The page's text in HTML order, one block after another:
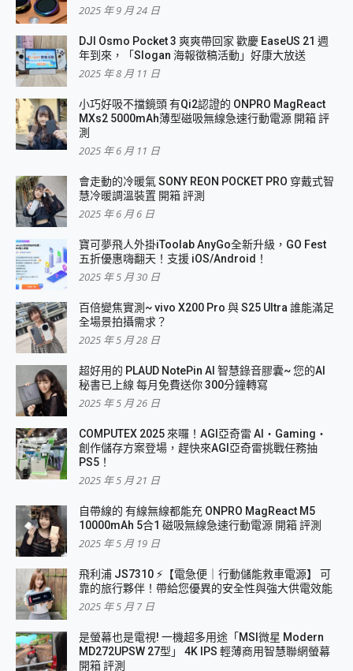
2025 年 9 月 24 日
DJI Osmo Pocket 3 爽爽帶回家 歡慶 EaseUS 21 週
年到來，「Slogan 海報徵稿活動」好康大放送
2025 年 8 月 11 日
小巧好吸不擋鏡頭 有Qi2認證的 ONPRO MagReact
MXs2 5000mAh薄型磁吸無線急速行動電源 開箱 評
測
2025 年 6 月 11 日
會走動的冷暖氣 SONY REON POCKET PRO 穿戴式智
慧冷暖調溫裝置 開箱 評測
2025 年 6 月 6 日
寶可夢飛人外掛iToolab AnyGo全新升級，GO Fest
五折優惠嗨翻天！支援 iOS/Android！
2025 年 5 月 30 日
百倍變焦實測~ vivo X200 Pro 與 S25 Ultra 誰能滿足
全場景拍攝需求？
2025 年 5 月 28 日
超好用的 PLAUD NotePin AI 智慧錄音膠囊~ 您的AI
秘書已上線 每月免費送你 300分鐘轉寫
2025 年 5 月 26 日
COMPUTEX 2025 來囉！AGI亞奇雷 AI・Gaming・
創作儲存方案登場，趕快來AGI亞奇雷挑戰任務抽
PS5！
2025 年 5 月 21 日
自帶線的 有線無線都能充 ONPRO MagReact M5
10000mAh 5合1 磁吸無線急速行動電源 開箱 評測
2025 年 5 月 19 日
飛利浦 JS7310 ⚡【電急便｜行動儲能救車電源】 可
靠的旅行夥伴！帶給您優異的安全性與強大供電效能
2025 年 5 月 7 日
是螢幕也是電視! 一機超多用途「MSI微星 Modern
MD272UPSW 27型」 4K IPS 輕薄商用智慧聯網螢幕
開箱 評測